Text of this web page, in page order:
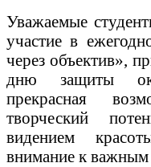
Уважаемые
участие в
через объектив»,
дню защиты
прекрасная
творческий
видением
внимание к важным